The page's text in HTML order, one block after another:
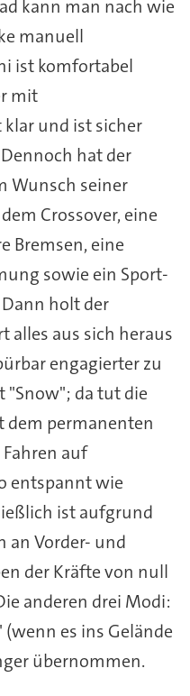
kann man nach wie
manuell
ist komfortabel
mit
und ist sicher
hat der
Wunsch seiner
Crossover, eine
Bremsen, eine
sowie ein Sport-
holt der
alles aus sich heraus
engagierter zu
"Snow"; da tut die
dem permanenten
auf
entspannt wie
ist aufgrund
an Vorder- und
der Kräfte von null
anderen drei Modi:
es ins Gelände
übernommen.